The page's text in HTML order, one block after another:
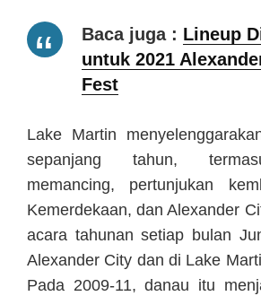
Baca juga : Lineup
untuk 2021
Fest
Lake Martin
sepanjang tahun,
memancing, pertunjukan
Kemerdekaan, dan Alexander
acara tahunan setiap bulan
Alexander City dan di Lake
Pada 2009-11, danau itu